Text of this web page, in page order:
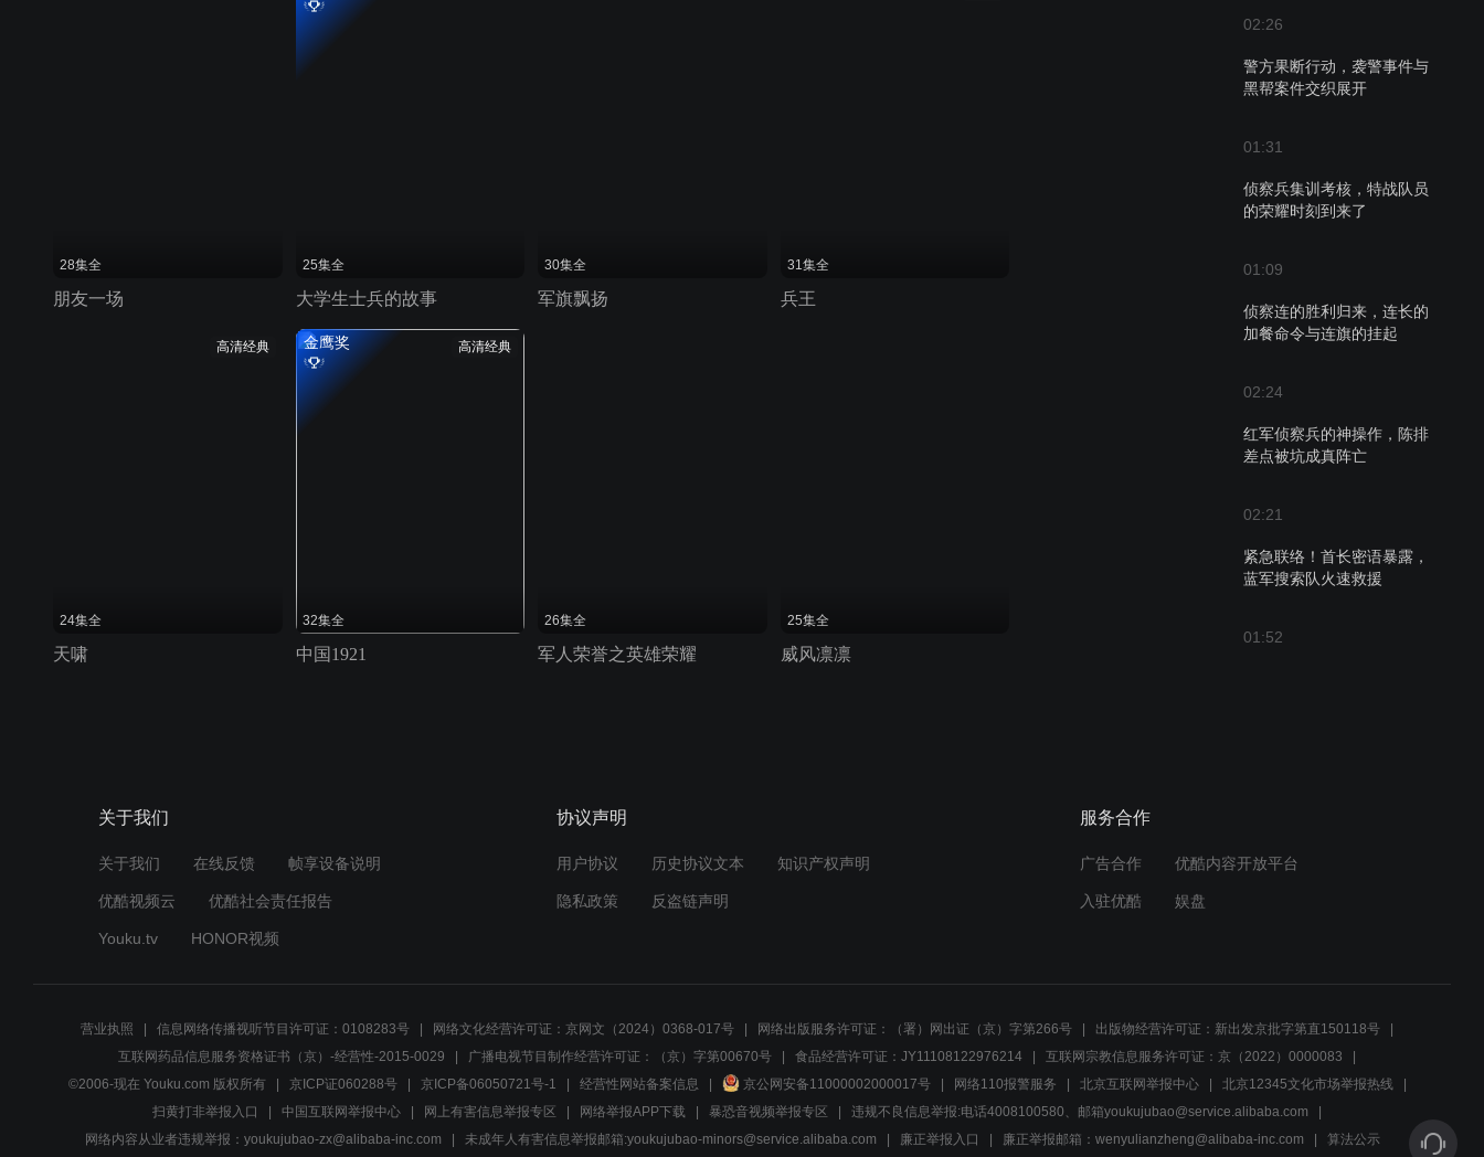
02:26
警方果断行动，袭警事件与
黑帮案件交织展开
01:31
侦察兵集训考核，特战队员
的荣耀时刻到来了
01:09
侦察连的胜利归来，连长的
加餐命令与连旗的挂起
02:24
红军侦察兵的神操作，陈排
差点被坑成真阵亡
02:21
紧急联络！首长密语暴露，
蓝军搜索队火速救援
01:52
种部队紧急救援显真情
28集全
朋友一场
25集全
大学生士兵的故事
30集全
军旗飘扬
31集全
兵王
高清经典
24集全
天啸
高清经典
金鹰奖
32集全
中国1921
26集全
军人荣誉之英雄荣耀
25集全
威风凛凛
关于我们
关于我们 在线反馈 帧享设备说明
优酷视频云 优酷社会责任报告
Youku.tv HONOR视频
协议声明
用户协议 历史协议文本 知识产权声明
隐私政策 反盗链声明
服务合作
广告合作 优酷内容开放平台
入驻优酷 娱盘
营业执照 信息网络传播视听节目许可证：0108283号 网络文化经营许可证：京网文（2024）0368-017号 网络出版服务许可证：（署）网出证（京）字第266号
出版物经营许可证：新出发京批字第直150118号
互联网药品信息服务资格证书（京）-经营性-2015-0029
广播电视节目制作经营许可证：（京）字第00670号 食品经营许可证：JY11108122976214
互联网宗教信息服务许可证：京（2022）0000083
©2006-现在 Youku.com 版权所有
京ICP证060288号 京ICP备06050721号-1 经营性网站备案信息 京公网安备11000002000017号 网络110报警服务 北京互联网举报中心
北京12345文化市场举报热线
扫黄打非举报入口
中国互联网举报中心 网上有害信息举报专区 网络举报APP下载 暴恐音视频举报专区
违规不良信息举报:电话4008100580、邮箱youkujubao@service.alibaba.com
网络内容从业者违规举报：youkujubao-zx@alibaba-inc.com
未成年人有害信息举报邮箱:youkujubao-minors@service.alibaba.com 廉正举报入口 廉正举报邮箱：wenyulianzheng@alibaba-inc.com 算法公示